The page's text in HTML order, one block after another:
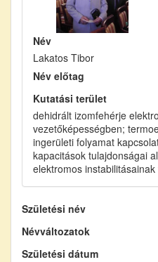
Név
Lakatos Tibor
Név előtag
Kutatási terület
dehidrált izomfehérje
vezetőképességben;
ingerületi folyamat
kapacitások tulajdonságai
elektromos instabilitásainak
Születési név
Névváltozatok
Születési dátum